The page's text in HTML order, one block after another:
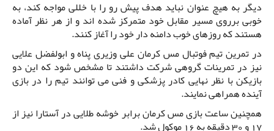
دیگر به هیچ عنوان نباید هدف پیش رو را با خللی مواجه کند، به
خوبی برروی مسیر مقابل خود متمرکز شده اند و از هر نظر آماده
هستند که روزهای خوب دامنه دار خود را آغاز کنند.
در تمرین تیم فوتبال مس کرمان علی وزیری پناه و ابولفضل علایی
نیز در تمرینات گروهی شرکت داشتند تا مشخص شود که این دو
بازیکن با نظر نهایی کادر پزشکی و فنی می توانند تیم را در بازی
آینده همراهی نمایند.
همچنین ساعت بازی مس کرمان برابر خوشه طلایی در آستارا نیز از
17 و 30 دقیقه به 16 موکول شد.